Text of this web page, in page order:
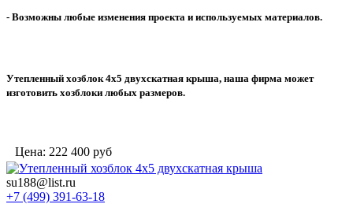
- Возможны любые изменения проекта и используемых материалов.
Утепленный хозблок 4х5 двухскатная крыша, наша фирма может
изготовить хозблоки любых размеров.
Цена: 222 400 руб
su188@list.ru
+7 (499) 391-63-18